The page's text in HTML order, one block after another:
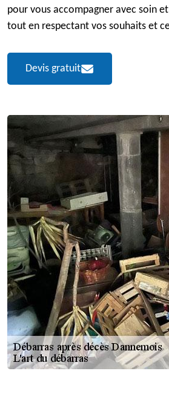
pour vous accompagner avec soin
tout en respectant vos souhaits et
Devis gratuit